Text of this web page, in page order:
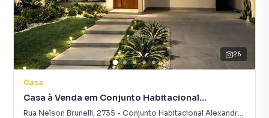
26
Casa
Casa à Venda em Conjunto Habitacional
Alexandre Urbanas
Rua Nelson Brunelli, 2735 - Conjunto Habitacional Alexandre Urbanas